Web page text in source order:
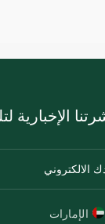
الإخبارية
الإمارات